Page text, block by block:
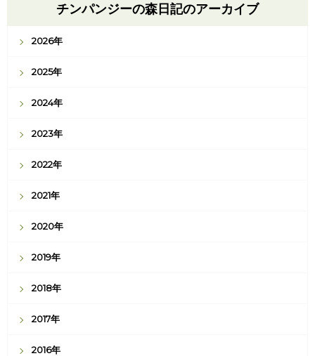
チンパンジーの森日記のアーカイブ
2026年
2025年
2024年
2023年
2022年
2021年
2020年
2019年
2018年
2017年
2016年